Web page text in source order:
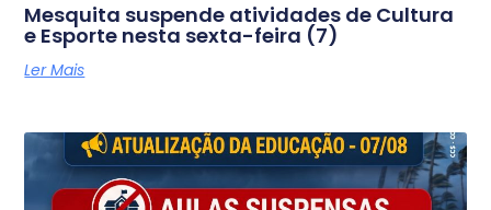
Mesquita suspende atividades de Cultura
e Esporte nesta sexta-feira (7)
Ler Mais